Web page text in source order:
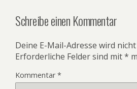
Schreibe einen Kommentar
Deine E-Mail-Adresse wird
Erforderliche Felder sind mit*
Kommentar*